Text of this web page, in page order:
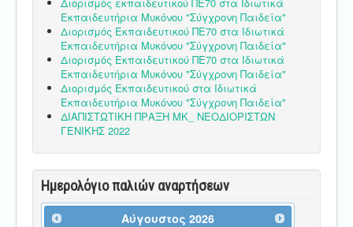
Εκπαιδευτήρια Μυκόνου "Σύγχρονη Παιδεία"
Διορισμός Εκπαιδευτικού ΠΕ70 στα Ιδιωτικά
Εκπαιδευτήρια Μυκόνου "Σύγχρονη Παιδεία"
Διορισμός Εκπαιδευτικού ΠΕ70 στα Ιδιωτικά
Εκπαιδευτήρια Μυκόνου "Σύγχρονη Παιδεία"
Διορισμός Εκπαιδευτικού στα Ιδιωτικά
Εκπαιδευτήρια Μυκόνου "Σύγχρονη Παιδεία"
ΔΙΑΠΙΣΤΩΤΙΚΗ ΠΡΑΞΗ ΜΚ_ ΝΕΟΔΙΟΡΙΣΤΩΝ
ΓΕΝΙΚΗΣ 2022
Ημερολόγιο παλιών αναρτήσεων
Αύγουστος 2026